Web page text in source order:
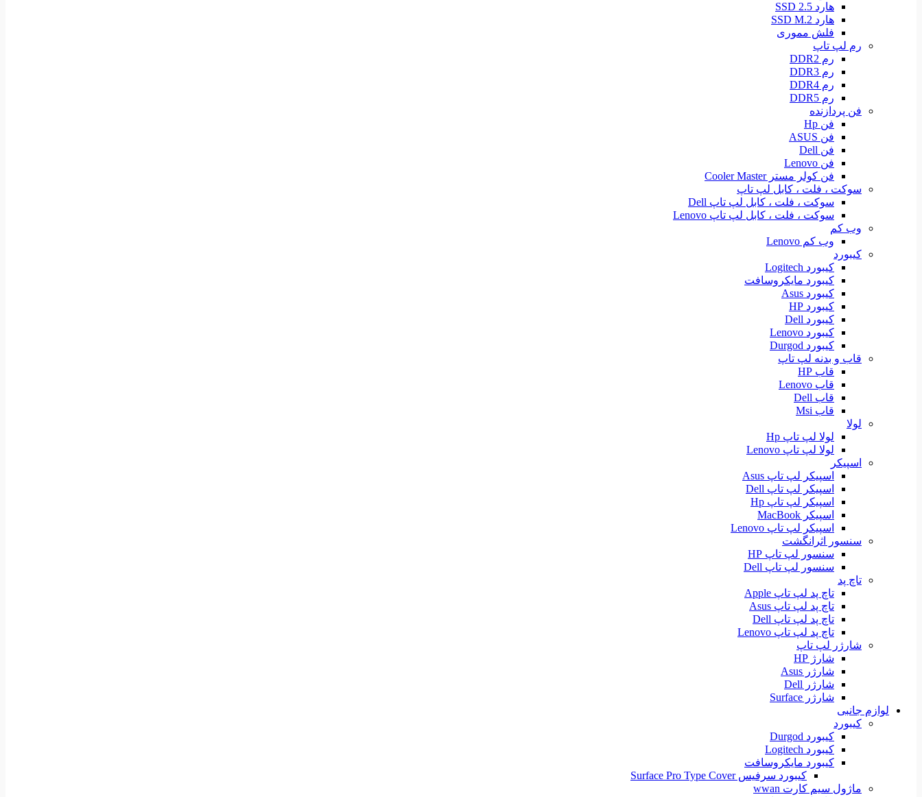
هارد SSD 2.5
هارد SSD M.2
فلش مموری
رم لپ تاپ
رم DDR2
رم DDR3
رم DDR4
رم DDR5
فن پردازنده
فن Hp
فن ASUS
فن Dell
فن Lenovo
فن کولر مستر Cooler Master
سوکت ، فلت ، کابل لپ تاپ
سوکت ، فلت ، کابل لپ تاپ Dell
سوکت ، فلت ، کابل لپ تاپ Lenovo
وب کم
وب کم Lenovo
کیبورد
کیبورد Logitech
کیبورد مایکروسافت
کیبورد Asus
کیبورد HP
کیبورد Dell
کیبورد Lenovo
کیبورد Durgod
قاب و بدنه لپ تاپ
قاب HP
قاب Lenovo
قاب Dell
قاب Msi
لولا
لولا لپ تاپ Hp
لولا لپ تاپ Lenovo
اسپیکر
اسپیکر لپ تاپ Asus
اسپیکر لپ تاپ Dell
اسپیکر لپ تاپ Hp
اسپیکر MacBook
اسپیکر لپ تاپ Lenovo
سنسور اثرانگشت
سنسور لپ تاپ HP
سنسور لپ تاپ Dell
تاچ پد
تاچ پد لپ تاپ Apple
تاچ پد لپ تاپ Asus
تاچ پد لپ تاپ Dell
تاچ پد لپ تاپ Lenovo
شارژر لپ تاپ
شارژ HP
شارژر Asus
شارژر Dell
شارژر Surface
لوازم جانبی
کیبورد
کیبورد Durgod
کیبورد Logitech
کیبورد مایکروسافت
کیبورد سرفیس Surface Pro Type Cover
ماژول سیم کارت wwan